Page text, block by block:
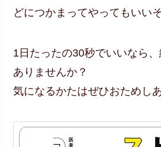
どにつかまってやってもいい
1日たったの30秒でいいなら
ありませんか？
気になるかたはぜひおためしあ